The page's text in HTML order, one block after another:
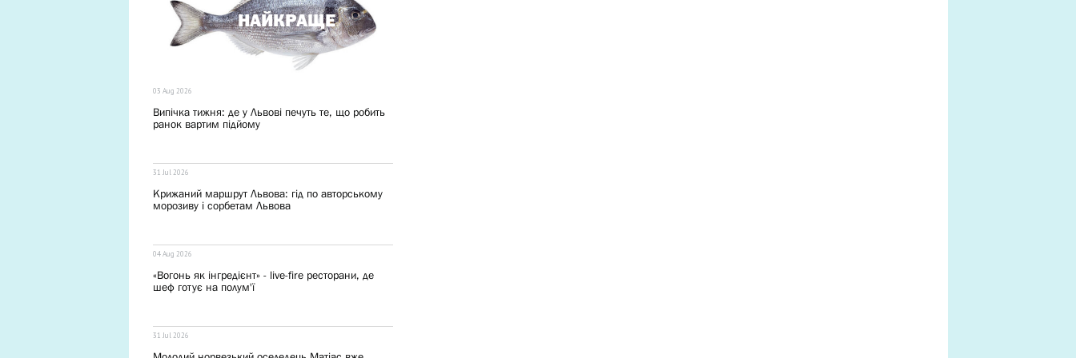
НАЙКРАЩЕ
03 Aug 2026
Випічка тижня: де у Львові печуть те, що робить
ранок вартим підйому
31 Jul 2026
Крижаний маршрут Львова: гід по авторському
морозиву і сорбетам Львова
04 Aug 2026
«Вогонь як інгредієнт» - live-fire ресторани, де
шеф готує на полум'ї
31 Jul 2026